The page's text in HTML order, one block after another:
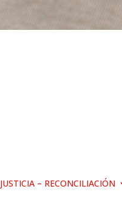
JUSTICIA – RECONCILIACIÓN